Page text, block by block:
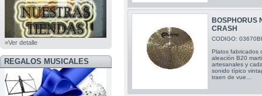
»Ver detalle
REGALOS MUSICALES
BOSPHORUS
CRASH
CODIGO:
Platos fabricados
aleación B20
artesanales y
sonido típico
traen de vue...